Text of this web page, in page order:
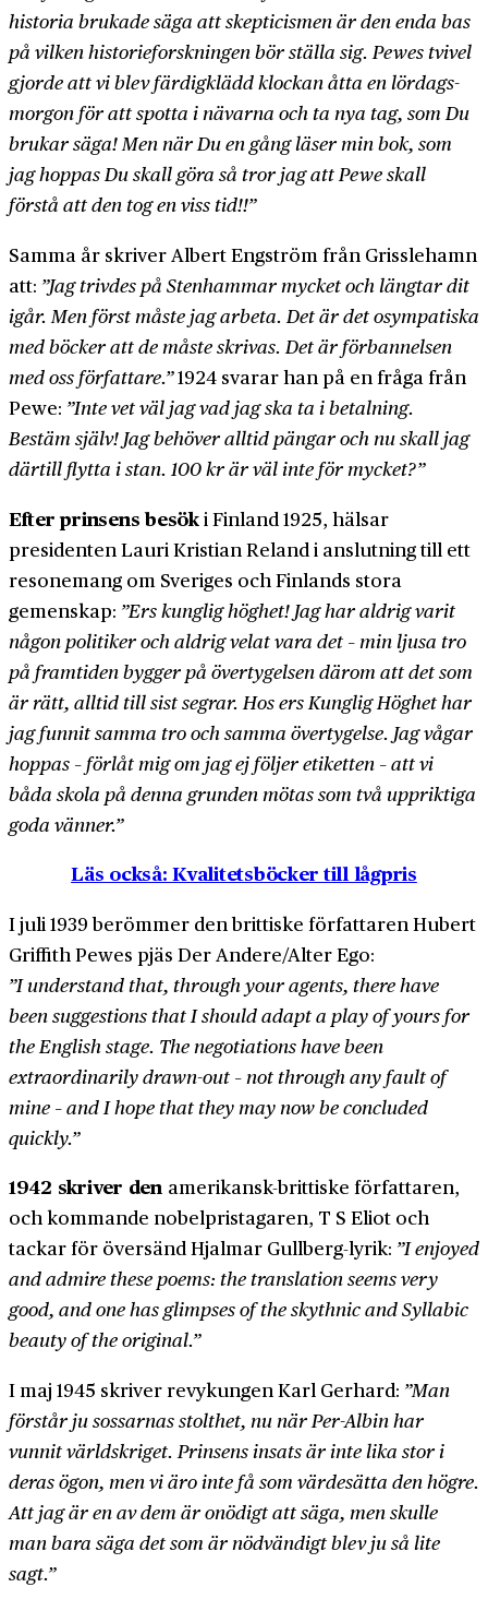
historia brukade säga att skepticismen är den enda bas
på vilken historie­forskningen bör ställa sig. Pewes tvivel
gjorde att vi blev färdig­klädd klockan åtta en lördags­
morgon för att spotta i nävarna och ta nya tag, som Du
brukar säga! Men när Du en gång läser min bok, som
jag hoppas Du skall göra så tror jag att Pewe skall
förstå att den tog en viss tid!!”
Samma år skriver Albert Engström från Grisslehamn
att: ”Jag trivdes på Stenhammar mycket och längtar dit
igår. Men först måste jag arbeta. Det är det osympatiska
med böcker att de måste skrivas. Det är förbannelsen
med oss för­fattare.”1924 svarar han på en fråga från
Pewe: ”Inte vet väl jag vad jag ska ta i betalning.
Bestäm själv! Jag behöver alltid pängar och nu skall jag
därtill flytta i stan. 100 kr är väl inte för mycket?”
Efter prinsens besöki Finland 1925, hälsar
presidenten Lauri Kristian Reland i anslutning till ett
resonemang om Sveriges och Finlands stora
gemenskap: ”Ers kunglig höghet! Jag har aldrig varit
någon politiker och aldrig velat vara det – min ljusa tro
på fram­tiden bygger på över­tygelsen därom att det som
är rätt, alltid till sist segrar. Hos ers Kunglig Höghet har
jag funnit samma tro och samma över­tygelse. Jag vågar
hoppas – förlåt mig om jag ej följer etiketten – att vi
båda skola på denna grunden mötas som två uppriktiga
goda vänner.”
Läs också: Kvalitetsböcker till lågpris
I juli 1939 berömmer den brittiske författaren Hubert
Griffith Pewes pjäs Der Andere/Alter Ego:
”I understand that, through your agents, there have
been suggestions that I should adapt a play of yours for
the English stage. The negotiations have been
extraordinarily drawn-out – not through any fault of
mine – and I hope that they may now be concluded
quickly.”
1942 skriver den amerikansk-­brittiske författaren,
och kommande nobel­pris­tagaren, T S Eliot och
tackar för översänd Hjalmar Gullberg-lyrik: ”I enjoyed
and admire these poems: the translation seems very
good, and one has glimpses of the skythnic and Syllabic
beauty of the original.”
I maj 1945 skriver revy­kungen Karl Gerhard: ”Man
förstår ju sossarnas stolthet, nu när Per-Albin har
vunnit världs­kriget. Prinsens insats är inte lika stor i
deras ögon, men vi äro inte få som värde­sätta den högre.
Att jag är en av dem är onödigt att säga, men skulle
man bara säga det som är nöd­vändigt blev ju så lite
sagt.”